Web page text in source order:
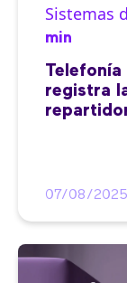
Sistemas
min
registra
07/08/2025